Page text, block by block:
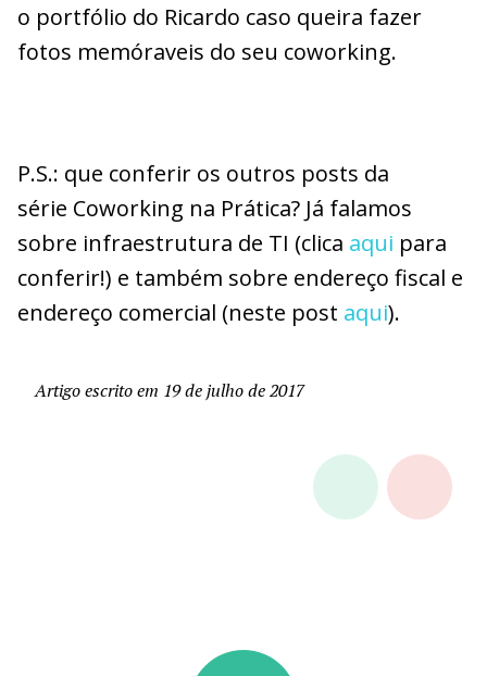
o portfólio do Ricardo caso queira fazer
fotos memóraveis do seu coworking.
P.S.: que conferir os outros posts da
série Coworking na Prática? Já falamos
sobre infraestrutura de TI (clica aqui para
conferir!) e também sobre endereço fiscal e
endereço comercial (neste post aqui).
Artigo escrito em 19 de julho de 2017